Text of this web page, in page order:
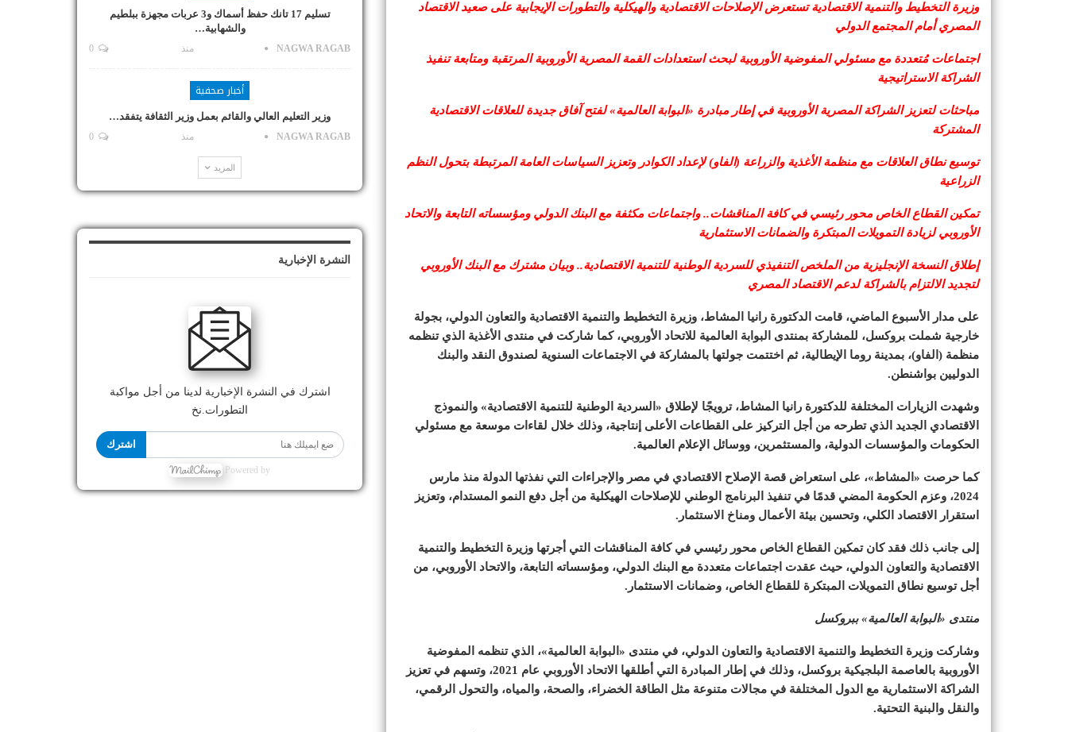
وزيرة التخطيط والتنمية الاقتصادية تستعرض الإصلاحات الاقتصادية والهيكلية والتطورات الإيجابية على صعيد الاقتصاد
المصري أمام المجتمع الدولي
اجتماعات مُتعددة مع مسئولي المفوضية الأوروبية لبحث استعدادات القمة المصرية الأوروبية المرتقبة ومتابعة تنفيذ
الشراكة الاستراتيجية
مباحثات لتعزيز الشراكة المصرية الأوروبية في إطار مبادرة «البوابة العالمية» لفتح آفاق جديدة للعلاقات الاقتصادية
المشتركة
توسيع نطاق العلاقات مع منظمة الأغذية والزراعة (الفاو) لإعداد الكوادر وتعزيز السياسات العامة المرتبطة بتحول النظم
الزراعية
تمكين القطاع الخاص محور رئيسي في كافة المناقشات.. واجتماعات مكثفة مع البنك الدولي ومؤسساته التابعة والاتحاد
الأوروبي لزيادة التمويلات المبتكرة والضمانات الاستثمارية
إطلاق النسخة الإنجليزية من الملخص التنفيذي للسردية الوطنية للتنمية الاقتصادية.. وبيان مشترك مع البنك الأوروبي
لتجديد الالتزام بالشراكة لدعم الاقتصاد المصري
على مدار الأسبوع الماضي، قامت الدكتورة رانيا المشاط، وزيرة التخطيط والتنمية الاقتصادية والتعاون الدولي، بجولة
خارجية شملت بروكسل، للمشاركة بمنتدى البوابة العالمية للاتحاد الأوروبي، كما شاركت في منتدى الأغذية الذي تنظمه
منظمة (الفاو)، بمدينة روما الإيطالية، ثم اختتمت جولتها بالمشاركة في الاجتماعات السنوية لصندوق النقد والبنك
الدوليين بواشنطن.
وشهدت الزيارات المختلفة للدكتورة رانيا المشاط، ترويجًا لإطلاق «السردية الوطنية للتنمية الاقتصادية» والنموذج
الاقتصادي الجديد الذي تطرحه من أجل التركيز على القطاعات الأعلى إنتاجية، وذلك خلال لقاءات موسعة مع مسئولي
الحكومات والمؤسسات الدولية، والمستثمرين، ووسائل الإعلام العالمية.
كما حرصت «المشاط»، على استعراض قصة الإصلاح الاقتصادي في مصر والإجراءات التي نفذتها الدولة منذ مارس
2024، وعزم الحكومة المضي قدمًا في تنفيذ البرنامج الوطني للإصلاحات الهيكلية من أجل دفع النمو المستدام، وتعزيز
استقرار الاقتصاد الكلي، وتحسين بيئة الأعمال ومناخ الاستثمار.
إلى جانب ذلك فقد كان تمكين القطاع الخاص محور رئيسي في كافة المناقشات التي أجرتها وزيرة التخطيط والتنمية
الاقتصادية والتعاون الدولي، حيث عقدت اجتماعات متعددة مع البنك الدولي، ومؤسساته التابعة، والاتحاد الأوروبي، من
أجل توسيع نطاق التمويلات المبتكرة للقطاع الخاص، وضمانات الاستثمار.
منتدى «البوابة العالمية» ببروكسل
وشاركت وزيرة التخطيط والتنمية الاقتصادية والتعاون الدولي، في منتدى «البوابة العالمية»، الذي تنظمه المفوضية
الأوروبية بالعاصمة البلجيكية بروكسل، وذلك في إطار المبادرة التي أطلقها الاتحاد الأوروبي عام 2021، وتسهم في تعزيز
الشراكة الاستثمارية مع الدول المختلفة في مجالات متنوعة مثل الطاقة الخضراء، والصحة، والمياه، والتحول الرقمي،
والنقل والبنية التحتية.
تسليم 17 تانك حفظ أسماك و3 عربات مجهزة ببلطيم
والشهابية…
NAGWA RAGAB منذ
أخبار صحفية
وزير التعليم العالي والقائم بعمل وزير الثقافة يتفقد…
NAGWA RAGAB منذ
المزيد
النشرة الإخبارية
اشترك في النشرة الإخبارية لدينا من أجل مواكبة
التطورات.نخ
اشترك
Powered by